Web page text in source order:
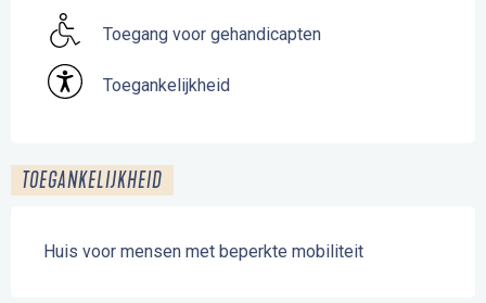
Toegang voor gehandicapten
Toegankelijkheid
TOEGANKELIJKHEID
Huis voor mensen met beperkte mobiliteit